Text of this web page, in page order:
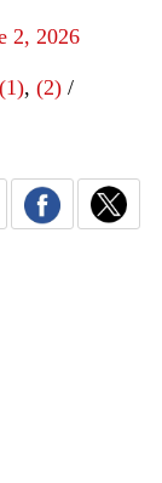
2, 2026
(1), (2) /